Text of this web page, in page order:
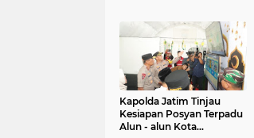
Kapolda Jatim Tinjau
Kesiapan Posyan Terpadu
Alun - alun Kota